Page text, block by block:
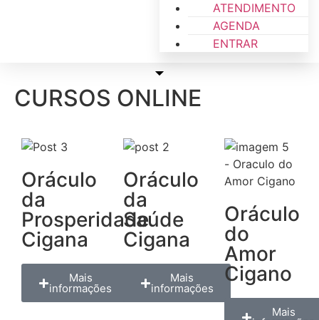
ATENDIMENTO
AGENDA
ENTRAR
CURSOS ONLINE
Oráculo
da
Prosperidade
Cigana
Mais
informações
Oráculo
da
Saúde
Cigana
Mais
informações
Oráculo
do
Amor
Cigano
Mais